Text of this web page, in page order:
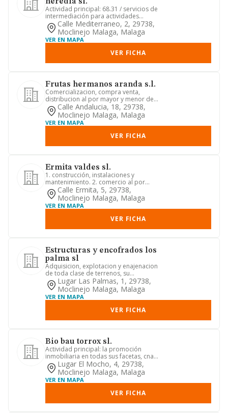
Actividad principal: 68.31 / servicios de
intermediación para actividades
inmobiliarias. otras acti...
Calle Mediterraneo, 2, 29738,
Moclinejo Malaga, Malaga
VER EN MAPA
VER FICHA
Frutas hermanos aranda s.l.
Comercializacion, compra venta,
distribucion al por mayor y menor de
frutas y hortalizas.
Calle Andalucia, 18, 29738,
Moclinejo Malaga, Malaga
VER EN MAPA
VER FICHA
Ermita valdes sl.
1. construcción, instalaciones y
mantenimiento. 2. comercio al por
mayor y al por menor. distribuci...
Calle Ermita, 5, 29738,
Moclinejo Malaga, Malaga
VER EN MAPA
VER FICHA
Estructuras y encofrados los
palma sl
Adquisicion, explotacion y enajenacion
de toda clase de terrenos, su
urbanizacion y parcelacion; co...
Lugar Las Palmas, 1, 29738,
Moclinejo Malaga, Malaga
VER EN MAPA
VER FICHA
Bio bau torrox sl.
Actividad principal: la promoción
inmobiliaria en todas sus facetas, cnae
4110; la construcción de ...
Lugar El Mocho, 4, 29738,
Moclinejo Malaga, Malaga
VER EN MAPA
VER FICHA